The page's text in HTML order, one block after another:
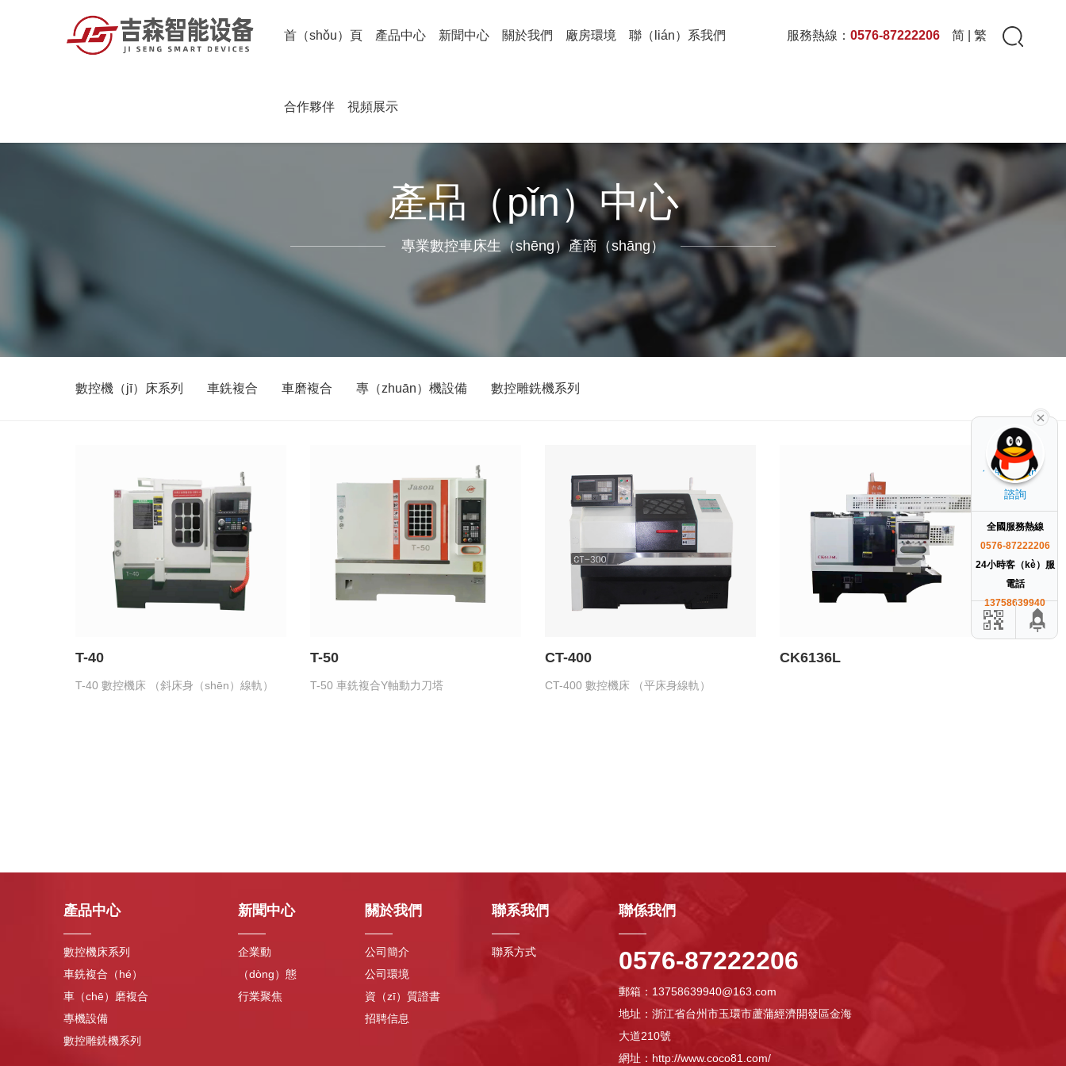
首（shǒu）頁 產品中心 新聞中心 關於我們 廠房環境 聯（lián）系我們
合作夥伴 視頻展示
服務熱線： 0576-87222206 简 繁
產品（pǐn）中心
專業數控車床生（shēng）產商（shāng）
數控機（jī）床系列 車銑複合 車磨複合 專（zhuān）機設備 數控雕銑機系列
T-40
T-40 數控機床 （斜床身（shēn）線軌）
T-50
T-50 車銑複合Y軸動力刀塔
CT-400
CT-400 數控機床 （平床身線軌）
CK6136L
產品中心
數控機床系列
車銑複合（hé）
車（chē）磨複合
專機設備
數控雕銑機系列
新聞中心
企業動
（dòng）態
行業聚焦
關於我們
公司簡介
公司環境
資（zī）質證書
招聘信息
聯系我們
聯系方式
聯係我們
0576-87222206
郵箱：13758639940@163.com
地址：浙江省台州市玉環市蘆蒲經濟開發區金海
大道210號
網址：http://www.coco81.com/
售前（qián）
諮詢
全國服務熱線
0576-87222206
24小時客（kè）服
電話
13758639940